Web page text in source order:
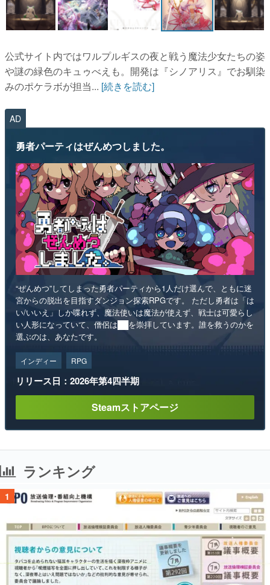
公式サイト内ではワルプルギスの夜と戦う魔法少女たちの姿
や謎の緑色のキュゥべえも。開発は『シノアリス』でお馴染
みのポケラボが担当... [続きを読む]
AD
勇者パーティはぜんめつしました。
“ぜんめつ”してしまった勇者パーティから1人だけ選んで、ともに迷
宮からの脱出を目指すダンジョン探索RPGです。 ただし勇者は「は
い/いいえ」しか喋れず、魔法使いは魔法が使えず、戦士は可愛らし
い人形になっていて、僧侶は██を崇拝しています。誰を救うのかを
選ぶのは、あなたです。
インディー RPG
リリース日：2026年第4四半期
Steamストアページ
ランキング
1